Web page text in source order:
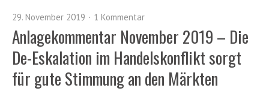
29. November 2019 1 Kommentar
Anlagekommentar November 2019 – Die
De-Eskalation im Handelskonflikt sorgt
für gute Stimmung an den Märkten